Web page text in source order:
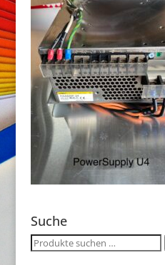
Suche
Suchen